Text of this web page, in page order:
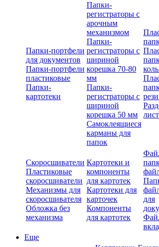
Папки-портфели
для документов
Папки-портфели
пластиковые
Папки-
картотеки
Папки-
регистраторы с
арочным
механизмом
Папки-
регистраторы с
шириной
корешка 70-80
мм
Папки-
регистраторы с
шириной
корешка 50 мм
Самоклеящиеся
карманы для
папок
Скоросшиватели
Пластиковые
скоросшиватели
Механизмы для
скоросшивателя
Обложка без
механизма
Картотеки и
компоненты
для картотек
Картотеки для
карточек
Компоненты
для картотек
для
Еще